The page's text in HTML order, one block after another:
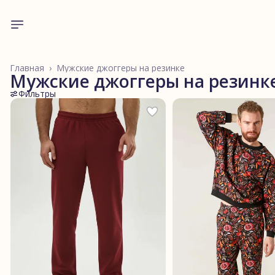
Мужские джоггеры на резинке
Главная ›
Мужские джоггеры на
Фильтры